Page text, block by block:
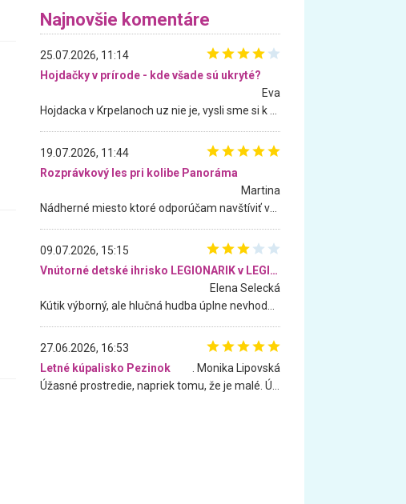
Najnovšie komentáre
25.07.2026, 11:14
Hojdačky v prírode - kde všade sú ukryté?
Eva
19.07.2026, 11:44
Rozprávkový les pri kolibe Panoráma
Martina
09.07.2026, 15:15
Vnútorné detské ihrisko LEGIONARIK v LEGIA Fitness
Elena Selecká
27.06.2026, 16:53
Letné kúpalisko Pezinok
. Monika Lipovská